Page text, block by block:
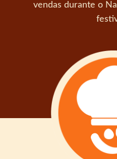
vendas durante o